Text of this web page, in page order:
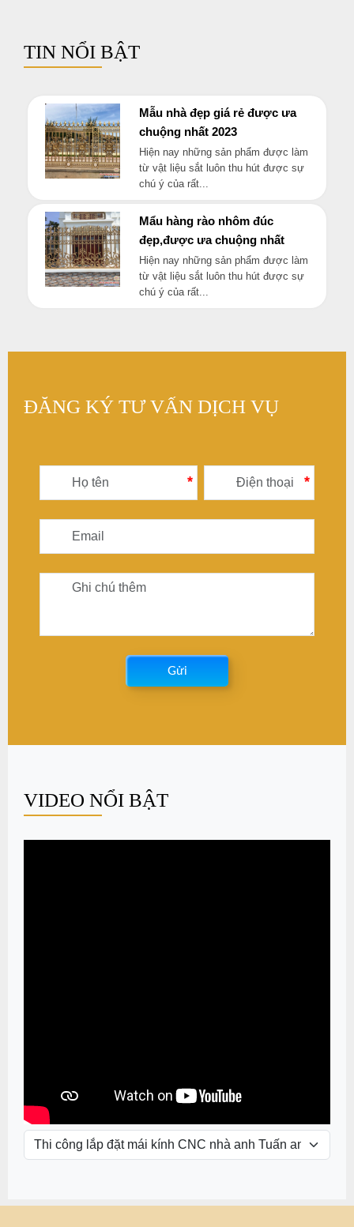
TIN NỔI BẬT
Mẫu nhà đẹp giá rẻ được ưa
chuộng nhất 2023
Hiện nay những sản phẩm được làm
từ vật liệu sắt luôn thu hút được sự
chú ý của rất...
Mẩu hàng rào nhôm đúc
đẹp,được ưa chuộng nhất
Hiện nay những sản phẩm được làm
từ vật liệu sắt luôn thu hút được sự
chú ý của rất...
ĐĂNG KÝ TƯ VẤN DỊCH VỤ
* *
Gửi
VIDEO NỔI BẬT